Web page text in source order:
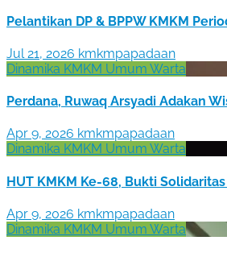
Pelantikan DP & BPPW KMKM
Jul 21, 2026 kmkmpapadaan
Dinamika KMKM Umum Warta
Perdana, Ruwaq Arsyadi Adakan
Apr 9, 2026 kmkmpapadaan
Dinamika KMKM Umum Warta
HUT KMKM Ke-68, Bukti
Apr 9, 2026 kmkmpapadaan
Dinamika KMKM Umum Warta